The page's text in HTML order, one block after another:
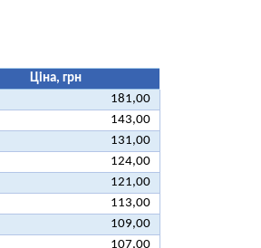
Ціна, грн
181,00
143,00
131,00
124,00
121,00
113,00
109,00
107,00